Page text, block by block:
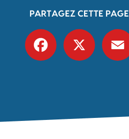
PARTAGEZ CETTE PAGE
Facebook